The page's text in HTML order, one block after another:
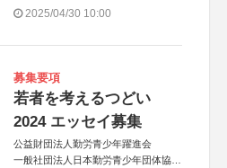
会2025/04/30 10:00
募集要項
若者を考えるつどい
2024 エッセイ募集
公益財団法人勤労青少年躍進会
一般社団法人日本勤労青少年団体協議